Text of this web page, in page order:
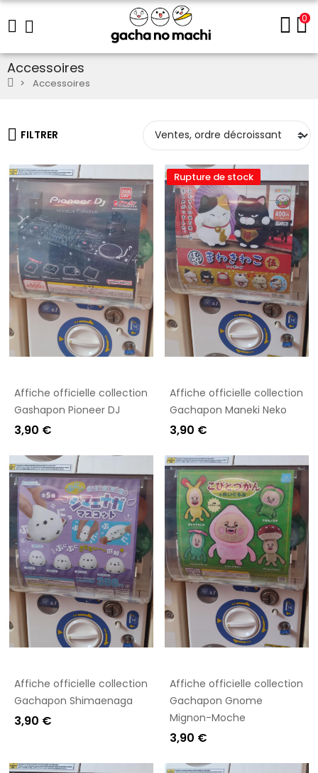
0
Accessoires
Accessoires
FILTRER
Affiche officielle collection
Gashapon Pioneer DJ
3,90 €
Rupture de stock
Affiche officielle collection
Gachapon Maneki Neko
3,90 €
Affiche officielle collection
Gachapon Shimaenaga
3,90 €
Affiche officielle collection
Gachapon Gnome
Mignon-Moche
3,90 €